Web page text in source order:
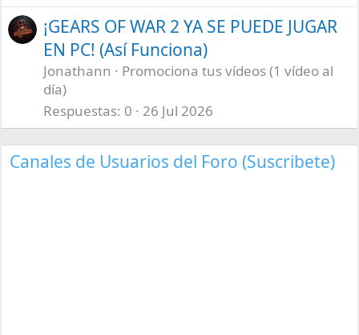
¡GEARS OF WAR 2 YA SE PUEDE JUGAR
EN PC! (Así Funciona)
Jonathann
Promociona tus vídeos (1 vídeo al
día)
Respuestas 0 26 Jul 2026
Canales de Usuarios del Foro (Suscribete)